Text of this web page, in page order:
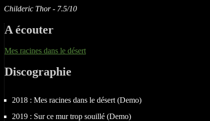
Childeric Thor - 7.5/10
A écouter
Mes racines dans le désert
Discographie
2018 : Mes racines dans le désert (Demo)
2019 : Sur ce mur trop souillé (Demo)